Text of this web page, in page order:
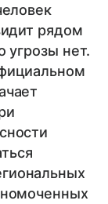
рядом
угрозы нет.